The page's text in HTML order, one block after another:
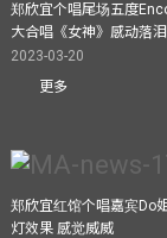
郑欣宜个唱尾场五度
大合唱《女神》感动落泪
2023-03-20
更多
郑欣宜红馆个唱嘉宾Do
灯效果 感觉威威